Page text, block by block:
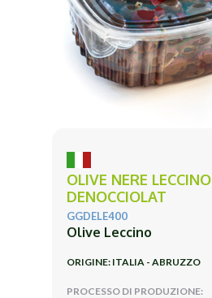
OLIVE NERE LECCINO
DENOCCIOLAT
GGDELE400
Olive Leccino
ORIGINE: ITALIA - ABRUZZO
PROCESSO DI PRODUZIONE: